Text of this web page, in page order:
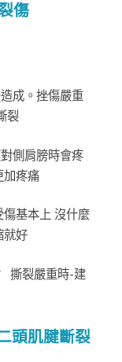
傷
成。挫傷嚴重
裂
側肩膀時會疼
加疼痛
基本上 沒什麼
就好
撕裂嚴重時-建
頭肌腱斷裂